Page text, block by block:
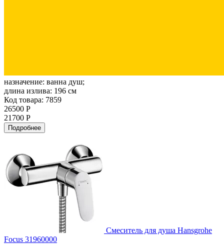
назначение: ванна душ;
длина излива: 196 см
Код товара: 7859
26500 Р
21700 Р
Подробнее
Смеситель для душа Hansgrohe
Focus 31960000